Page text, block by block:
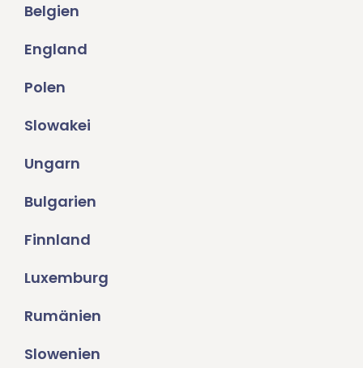
Belgien
England
Polen
Slowakei
Ungarn
Bulgarien
Finnland
Luxemburg
Rumänien
Slowenien